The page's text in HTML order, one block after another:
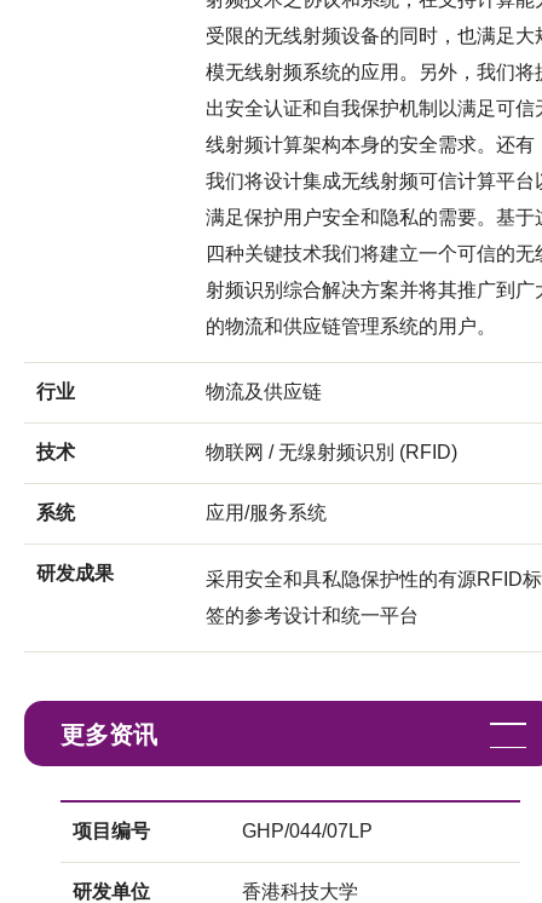
受限的无线射频设备的同时，也满足大
模无线射频系统的应用。另外，我们将
出安全认证和自我保护机制以满足可信
线射频计算架构本身的安全需求。还有
我们将设计集成无线射频可信计算平台
满足保护用户安全和隐私的需要。基于
四种关键技术我们将建立一个可信的无
射频识别综合解决方案并将其推广到广
的物流和供应链管理系统的用户。
行业 物流及供应链
技术 物联网 / 无缐射频识別 (RFID)
系统 应用/服务系统
研发成果
采用安全和具私隐保护性的有源RFID标
签的参考设计和统一平台
更多资讯
项目编号 GHP/044/07LP
研发单位 香港科技大学